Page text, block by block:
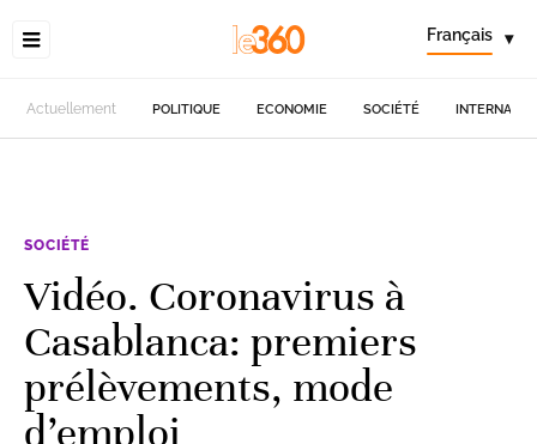
Français ▾
Actuellement POLITIQUE ECONOMIE SOCIÉTÉ
SOCIÉTÉ
Vidéo. Coronavirus à
Casablanca: premiers
prélèvements, mode
d’emploi